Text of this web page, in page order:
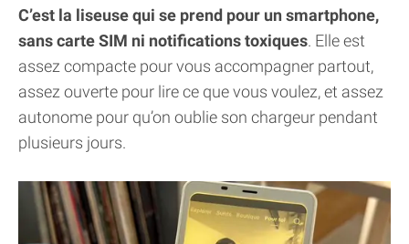
C’est la liseuse qui se prend pour un smartphone,
sans carte SIM ni notifications toxiques. Elle est
assez compacte pour vous accompagner partout,
assez ouverte pour lire ce que vous voulez, et assez
autonome pour qu’on oublie son chargeur pendant
plusieurs jours.